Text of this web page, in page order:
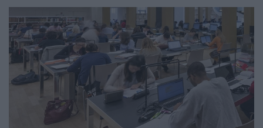
L'ESPACE EMPLOI
L'AGENDA
L'ANNUAIRE DES ACTEURS
LES LIVRES BLANCS
LES SUPPLÉMENTS
NOS OFFRES D'ABONNEMENTS
bnu-strasbourg.jpg